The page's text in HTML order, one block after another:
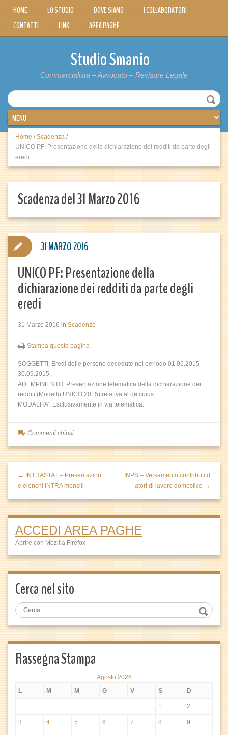
HOME LO STUDIO DOVE SIAMO
I COLLABORATORI
CONTATTI
LINK AREA PAGHE
Studio Smanio
Commercialista – Avvocato – Revisore Legale
Home / Scadenza /
UNICO PF: Presentazione della dichiarazione dei redditi da parte degli
eredi
Scadenza del 31 Marzo 2016
UNICO PF: Presentazione della
dichiarazione dei redditi da parte degli
eredi
31 Marzo 2016 in Scadenze
Stampa questa pagina
SOGGETTI: Eredi delle persone decedute nel periodo 01.06.2015 –
30.09.2015.
ADEMPIMENTO: Presentazione telematica della dichiarazione dei
redditi (Modello UNICO 2015) relativa al de cuius.
MODALITA’: Esclusivamente in via telematica.
31 MARZO 2016
Commenti chiusi
← INTRASTAT – Presentazion
e elenchi INTRA mensili
INPS – Versamento contributi d
atori di lavoro domestico →
ACCEDI AREA PAGHE
Aprire con Mozilla Firefox
Cerca nel sito
Rassegna Stampa
Agosto 2026
L
M M G V S D
1 2
3 4 5 6 7 8 9